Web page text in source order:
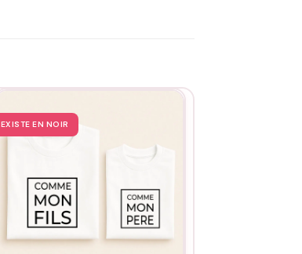
EXISTE EN NOIR